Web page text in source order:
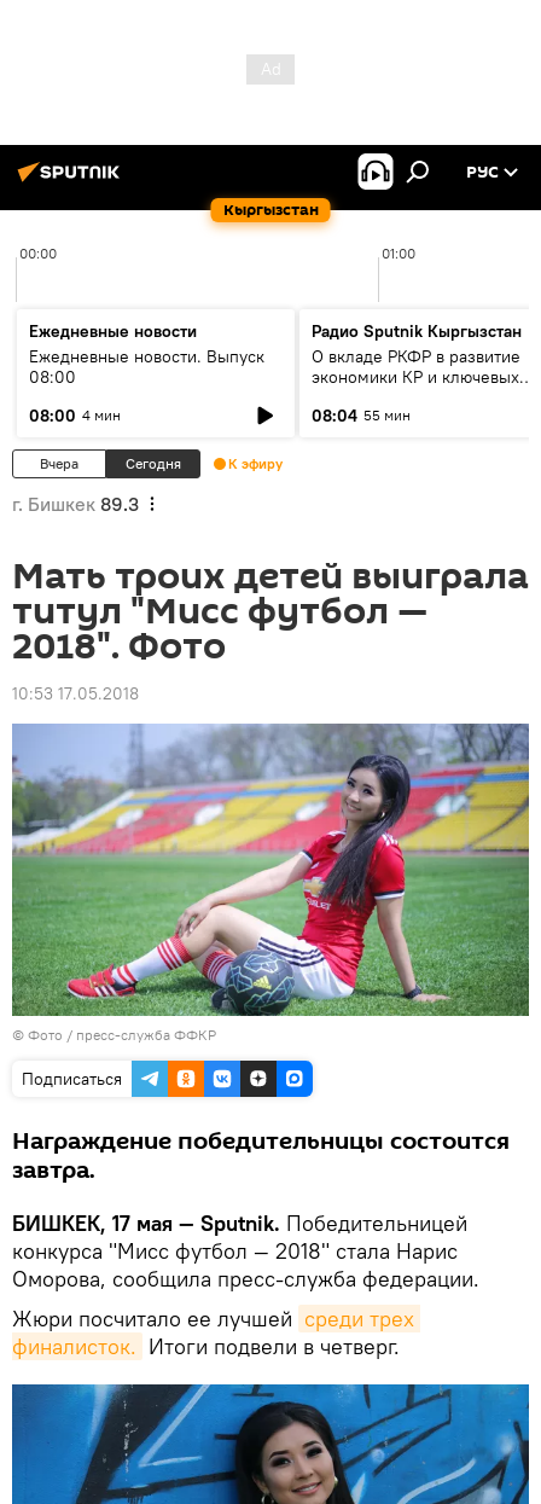
Кыргызстан
РУС
00:00 01:00
Ежедневные новости
Ежедневные новости. Выпуск
08:00
08:00 4 мин
Радио Sputnik Кыргызстан
О вкладе РКФР в развитие
экономики КР и ключевых
08:04 55 мин
Вчера Сегодня К эфиру
г. Бишкек 89.3
Мать троих детей выиграла
титул "Мисс футбол —
2018". Фото
10:53 17.05.2018
© Фото / пресс-служба ФФКР
Подписаться
Награждение победительницы состоится
завтра.
БИШКЕК, 17 мая — Sputnik. Победительницей
конкурса "Мисс футбол — 2018" стала Нарис
Оморова, сообщила пресс-служба федерации.
Жюри посчитало ее лучшей среди трех
финалисток. Итоги подвели в четверг.